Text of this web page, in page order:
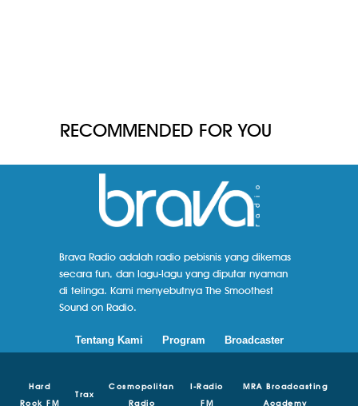
RECOMMENDED FOR YOU
Brava Radio adalah radio pebisnis yang dikemas
secara fun, dan lagu-lagu yang diputar nyaman
di telinga. Kami menyebutnya The Smoothest
Sound on Radio.
Tentang Kami Program Broadcaster
Hard
Rock FM
Trax
Cosmopolitan
Radio
I-Radio
FM
MRA Broadcasting
Academy